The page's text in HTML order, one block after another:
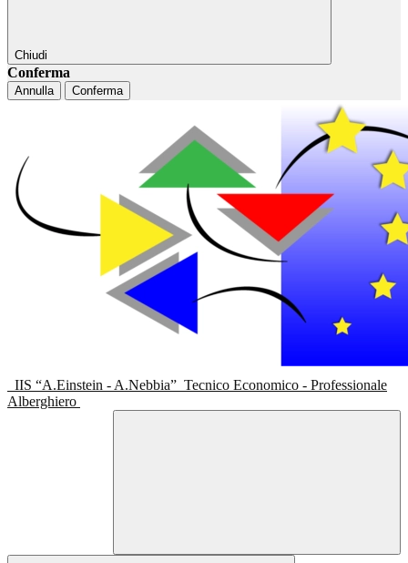
Chiudi
Conferma
Annulla Conferma
IIS “A.Einstein - A.Nebbia” Tecnico Economico - Professionale
Alberghiero